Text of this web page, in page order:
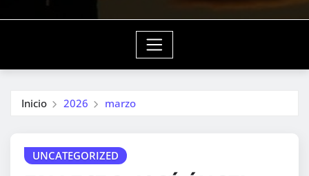
Inicio 2026 marzo
UNCATEGORIZED